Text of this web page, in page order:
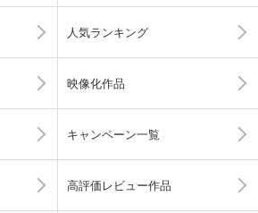
人気ランキング
映像化作品
キャンペーン一覧
高評価レビュー作品